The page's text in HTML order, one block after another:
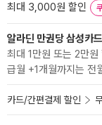
최대 3,000원 할인
알라딘 만권당 삼성카
최대 1만원 또는 2만
급월 +1개월까지는 전
카드/간편결제 할인